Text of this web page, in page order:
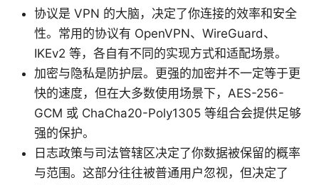
协议是 VPN 的大脑，决定了你连接的效率和安全
性。常用的协议有 OpenVPN、WireGuard、
IKEv2 等，各自有不同的实现方式和适配场景。
加密与隐私是防护层。更强的加密并不一定等于更
快的速度，但在大多数使用场景下，AES-256-
GCM 或 ChaCha20-Poly1305 等组合会提供足够
强的保护。
日志政策与司法管辖区决定了你数据被保留的概率
与范围。这部分往往被普通用户忽视，但决定了